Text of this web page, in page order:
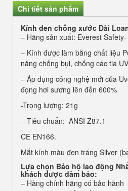
Chi tiết sản phẩm
Kính đen chống xước Đài
– Hãng sản xuất: Everest
– Kính được làm bằng chất liệu
năng chống bụi, chống các tia
– Áp dụng công nghệ mới của
đọng hơi sương lên đến 600%
-Trọng lượng: 21g
– Tiêu chuẩn: ANSI Z87.1
CE EN166.
Mắt kính màu đen tráng Silver
Lựa chọn Bảo hộ lao động
khách được đảm bảo:
– Hàng chính hãng có bảo hành